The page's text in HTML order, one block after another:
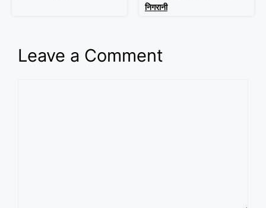
निगरानी
Leave a Comment